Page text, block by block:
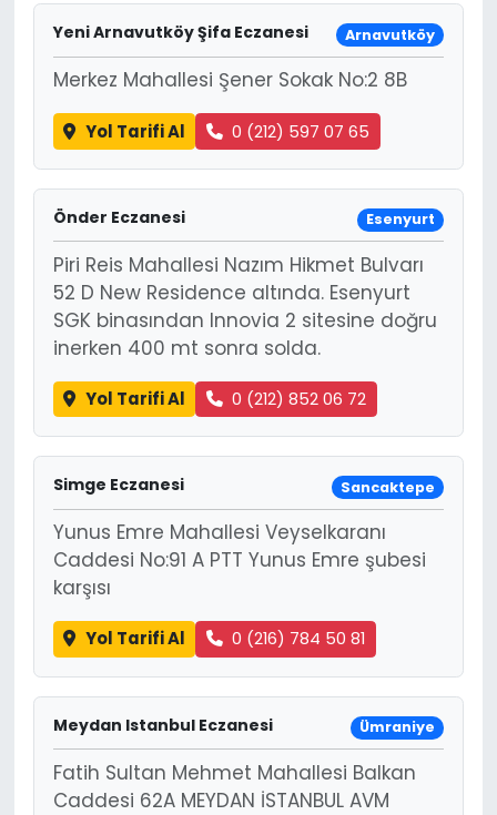
Yeni Arnavutköy Şifa Eczanesi Arnavutköy
Merkez Mahallesi Şener Sokak No:2 8B
Yol Tarifi Al 0 (212) 597 07 65
Önder Eczanesi Esenyurt
Piri Reis Mahallesi Nazım Hikmet Bulvarı
52 D New Residence altında. Esenyurt
SGK binasından Innovia 2 sitesine doğru
inerken 400 mt sonra solda.
Yol Tarifi Al 0 (212) 852 06 72
Simge Eczanesi Sancaktepe
Yunus Emre Mahallesi Veyselkaranı
Caddesi No:91 A PTT Yunus Emre şubesi
karşısı
Yol Tarifi Al 0 (216) 784 50 81
Meydan Istanbul Eczanesi Ümraniye
Fatih Sultan Mehmet Mahallesi Balkan
Caddesi 62A MEYDAN İSTANBUL AVM